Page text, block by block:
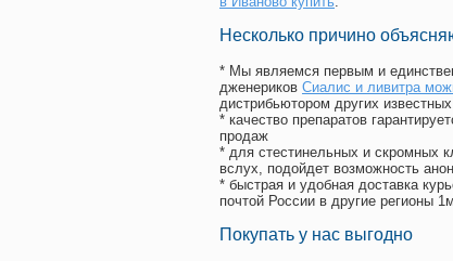
Несколько причино
* Мы являемся первым и
дженериков Сиалис и ливитра
дистрибьютором других
* качество препаратов
продаж
* для стестинельных и скромных
вслух, подойдет возможность
* быстрая и удобная доставка
почтой России в другие регионы
Покупать у нас выгодно